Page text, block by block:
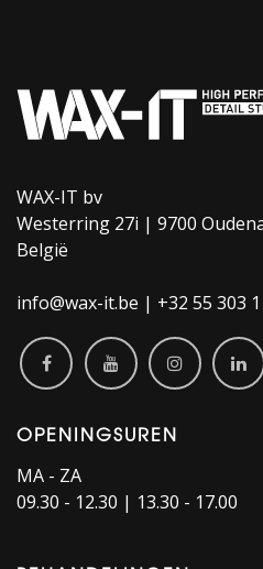
WAX-IT bv
Westerring 27i | 9700
België
info@wax-it.be | +32 55 303
OPENINGSUREN
MA - ZA
09.30 - 12.30 | 13.30 - 17.00